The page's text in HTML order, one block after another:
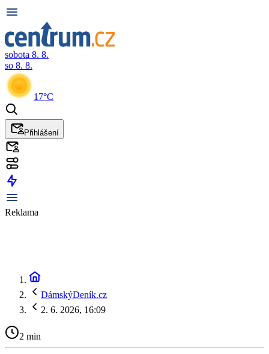
sobota 8. 8.
so 8. 8.
17°C
Přihlášení
Reklama
DámskýDeník.cz
2. 6. 2026, 16:09
2 min